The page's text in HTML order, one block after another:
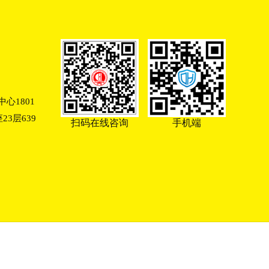
心1801
层639
扫码在线咨询 手机端